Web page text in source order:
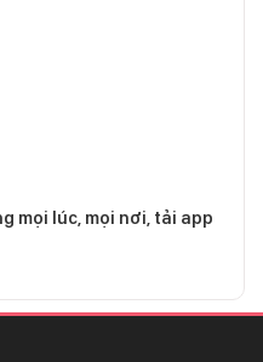
mọi lúc, mọi nơi, tải app